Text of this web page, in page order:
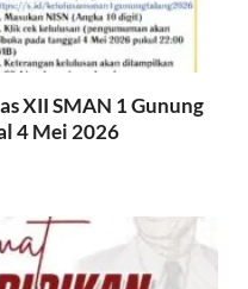
XII SMAN 1 Gunung
4 Mei 2026